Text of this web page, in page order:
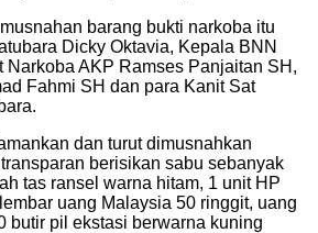
barang bukti narkoba itu
Dicky Oktavia, Kepala BNN
Narkoba AKP Ramses Panjaitan SH,
Fahmi SH dan para Kanit Sat
dan turut dimusnahkan
berisikan sabu sebanyak
tas ransel warna hitam, 1 unit HP
uang Malaysia 50 ringgit, uang
butir pil ekstasi berwarna kuning